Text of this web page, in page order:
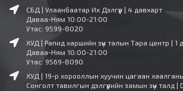
СБД | Улаанбаатар Их Дэлгүүр | 4 давхарт
Даваа-Ням 10:00-21:00
Утас: 9599-8020
ХУД | Рапид харшийн зүүн талын Тара центр |
Даваа-Ням 10:00-21:00
Утас: 9569-8090
ХУД | 19-р хорооллын хуучин цагаан
Сонголт тавилгын дэлгүүрийн замын зүүн талд